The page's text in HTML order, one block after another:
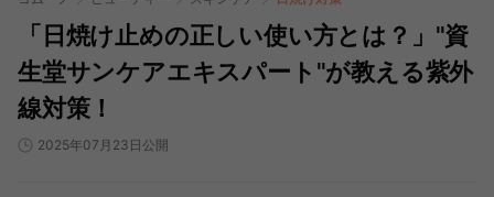
「日焼け止めの正しい使い方とは？」"資
生堂サンケアエキスパート"が教える紫外
線対策！
2025年07月23日公開